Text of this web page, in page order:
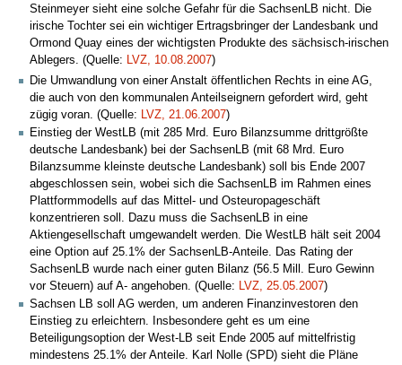
Steinmeyer sieht eine solche Gefahr für die SachsenLB nicht. Die
irische Tochter sei ein wichtiger Ertragsbringer der Landesbank und
Ormond Quay eines der wichtigsten Produkte des sächsisch-irischen
Ablegers. (Quelle: LVZ, 10.08.2007)
Die Umwandlung von einer Anstalt öffentlichen Rechts in eine AG,
die auch von den kommunalen Anteilseignern gefordert wird, geht
zügig voran. (Quelle: LVZ, 21.06.2007)
Einstieg der WestLB (mit 285 Mrd. Euro Bilanzsumme drittgrößte
deutsche Landesbank) bei der SachsenLB (mit 68 Mrd. Euro
Bilanzsumme kleinste deutsche Landesbank) soll bis Ende 2007
abgeschlossen sein, wobei sich die SachsenLB im Rahmen eines
Plattformmodells auf das Mittel- und Osteuropageschäft
konzentrieren soll. Dazu muss die SachsenLB in eine
Aktiengesellschaft umgewandelt werden. Die WestLB hält seit 2004
eine Option auf 25.1% der SachsenLB-Anteile. Das Rating der
SachsenLB wurde nach einer guten Bilanz (56.5 Mill. Euro Gewinn
vor Steuern) auf A- angehoben. (Quelle: LVZ, 25.05.2007)
Sachsen LB soll AG werden, um anderen Finanzinvestoren den
Einstieg zu erleichtern. Insbesondere geht es um eine
Beteiligungsoption der West-LB seit Ende 2005 auf mittelfristig
mindestens 25.1% der Anteile. Karl Nolle (SPD) sieht die Pläne